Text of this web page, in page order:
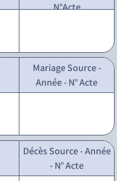
N°Acte
Mariage Source -
Année - N° Acte
Décès Source - Année
- N° Acte